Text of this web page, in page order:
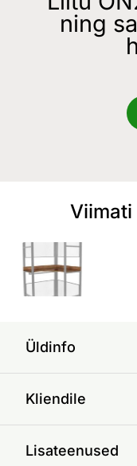
ning
Üldinfo
Kliendile
Lisateenused